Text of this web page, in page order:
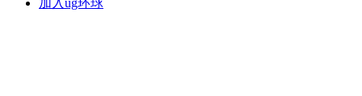
加入ug环球